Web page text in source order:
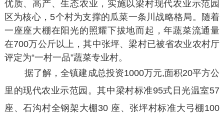
优质、高产、生态农业，实施以梁村现代农业示范园
区为核心，5个村为支撑的瓜菜一条川战略格局。随着
一座座大棚在阳光的照耀下拔地而起，年蔬菜流通量
在700万公斤以上，其中张坪、梁村已被省农业农村厅
评定为“一村一品”蔬菜专业村。
据了解，全镇建成总投资1000万元,面积20平方公
里的现代农业示范园。其中梁村标准95式日光温室57
座、石沟村全钢架大棚30 座、张坪村标准大弓棚100